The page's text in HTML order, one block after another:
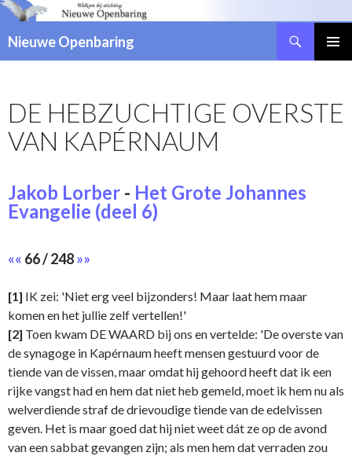
Nieuwe Openbaring
SPRINGEN
DE HEBZUCHTIGE OVERSTE
VAN KAPÉRNAUM
Jakob Lorber - Het Grote Johannes
Evangelie (deel 6)
«« 66 / 248»»
[1] IK zei: 'Niet erg veel bijzonders! Maar laat hem maar
komen en het jullie zelf vertellen!'
[2] Toen kwam DE WAARD bij ons en vertelde: 'De overste van
de synagoge in Kapérnaum heeft mensen gestuurd voor de
tiende van de vissen, maar omdat hij gehoord heeft dat ik een
rijke vangst had en hem dat niet heb gemeld, moet ik hem nu als
welverdiende straf de drievoudige tiende van de edelvissen
geven. Het is maar goed dat hij niet weet dát ze op de avond
van een sabbat gevangen zijn; als men hem dat verraden zou